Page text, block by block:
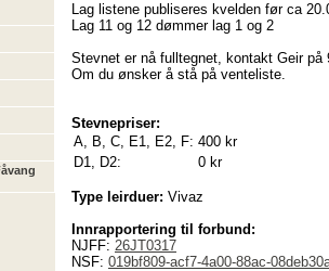
Lag listene publiseres kvelden før ca
Lag 11 og 12 dømmer lag 1 og 2
Stevnet er nå fulltegnet, kontakt Geir på
Om du ønsker å stå på venteliste.
Stevnepriser:
A, B, C, E1, E2, F: 400 kr
D1, D2:
0 kr
Type leirduer: Vivaz
Innrapportering til forbund:
NJFF: 26JT0317
NSF: 019bf809-acf7-4a00-88ac-